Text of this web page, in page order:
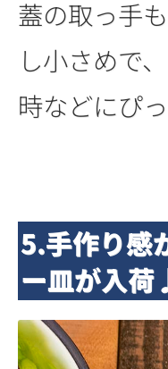
蓋の取っ手
し小さめで
時などにぴ
5.手作り感
ー皿が入荷